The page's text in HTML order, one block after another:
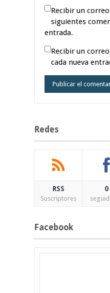
Recibir un
siguientes
entrada.
Recibir un
cada nueva
Redes
RSS
Suscriptores
0
Facebook